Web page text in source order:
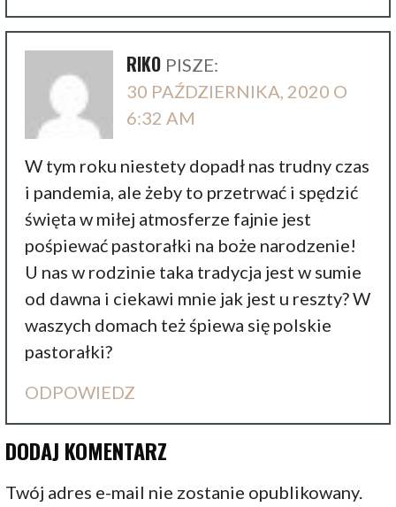
RIKO PISZE:
30 PAŹDZIERNIKA, 2020 O
6:32 AM
W tym roku niestety dopadł nas trudny czas
i pandemia, ale żeby to przetrwać i spędzić
święta w miłej atmosferze fajnie jest
pośpiewać pastorałki na boże narodzenie!
U nas w rodzinie taka tradycja jest w sumie
od dawna i ciekawi mnie jak jest u reszty? W
waszych domach też śpiewa się polskie
pastorałki?
ODPOWIEDZ
DODAJ KOMENTARZ
Twój adres e-mail nie zostanie opublikowany.